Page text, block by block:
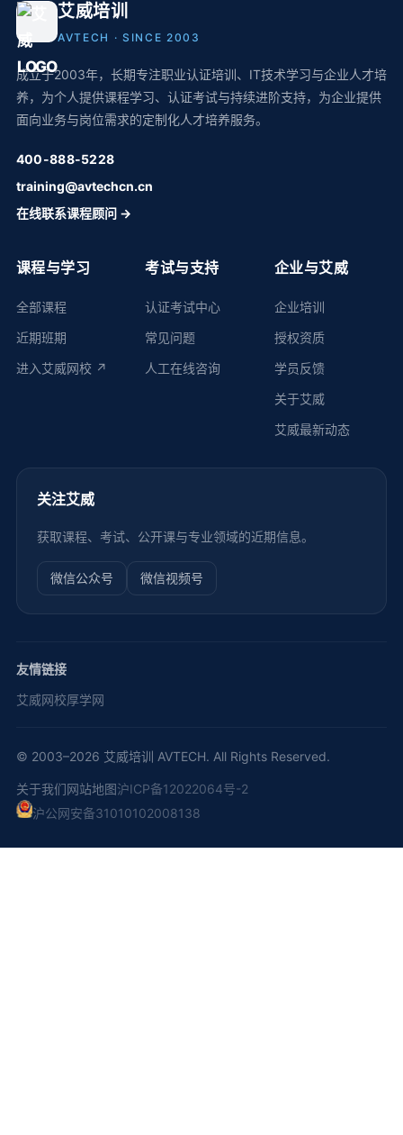
艾威培训
AVTECH · SINCE 2003
成立于2003年，长期专注职业认证培训、IT技术学习与企业人才培
养，为个人提供课程学习、认证考试与持续进阶支持，为企业提供
面向业务与岗位需求的定制化人才培养服务。
400-888-5228
training@avtechcn.cn
在线联系课程顾问 →
课程与学习
全部课程
近期班期
进入艾威网校 ↗
考试与支持
认证考试中心
常见问题
人工在线咨询
企业与艾威
企业培训
授权资质
学员反馈
关于艾威
艾威最新动态
关注艾威
获取课程、考试、公开课与专业领域的近期信息。
微信公众号 微信视频号
友情链接
艾威网校厚学网
© 2003–2026 艾威培训 AVTECH. All Rights Reserved.
关于我们网站地图沪ICP备12022064号-2
沪公网安备31010102008138